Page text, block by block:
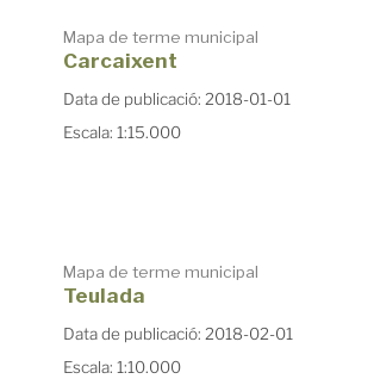
Mapa de terme municipal
Carcaixent
Data de publicació: 2018-01-01
Escala: 1:15.000
Mapa de terme municipal
Teulada
Data de publicació: 2018-02-01
Escala: 1:10.000